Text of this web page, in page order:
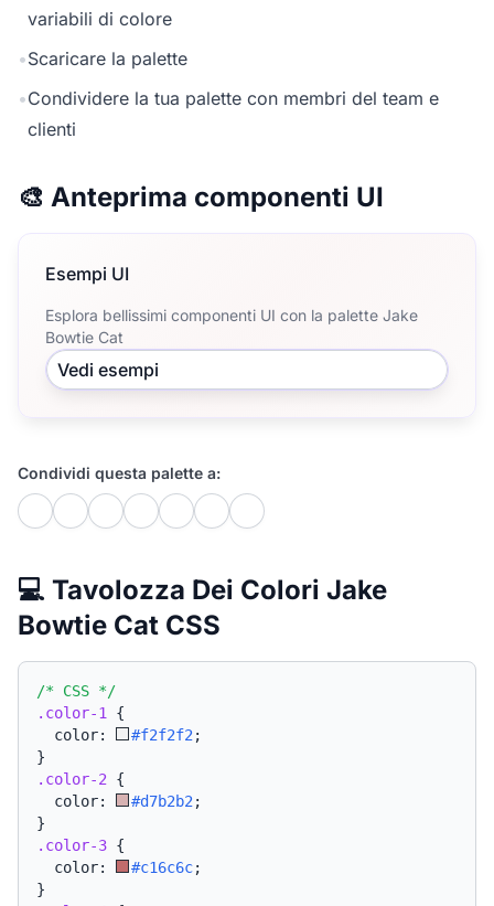
variabili di colore
•Scaricare la palette
•Condividere la tua palette con membri del team e
clienti
🎨 Anteprima componenti UI
Esempi UI
Esplora bellissimi componenti UI con la palette Jake
Bowtie Cat
Vedi esempi
Condividi questa palette a:
💻 Tavolozza Dei Colori Jake
Bowtie Cat CSS
/* CSS */
.color-1
{
  color:
#f2f2f2 ;
}
.color-2 {
  color:
#d7b2b2 ;
}
.color-3 {
  color:
#c16c6c;
}